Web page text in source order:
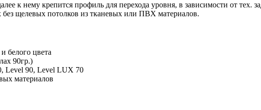
к нему крепится профиль для перехода уровня, в зависимости от тех.
без щелевых потолков из тканевых или ПВХ материалов.
белого цвета
90гр.)
Level 90, Level LUX 70
материалов